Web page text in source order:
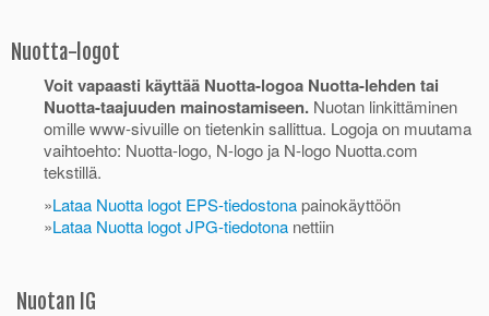
Nuotta-logot
Voit vapaasti käyttää Nuotta-logoa Nuotta-lehden tai
Nuotta-taajuuden mainostamiseen. Nuotan linkittäminen
omille www-sivuille on tietenkin sallittua. Logoja on muutama
vaihtoehto: Nuotta-logo, N-logo ja N-logo Nuotta.com
tekstillä.
»Lataa Nuotta logot EPS-tiedostonapainokäyttöön
»Lataa Nuotta logot JPG-tiedotona nettiin
Nuotan IG